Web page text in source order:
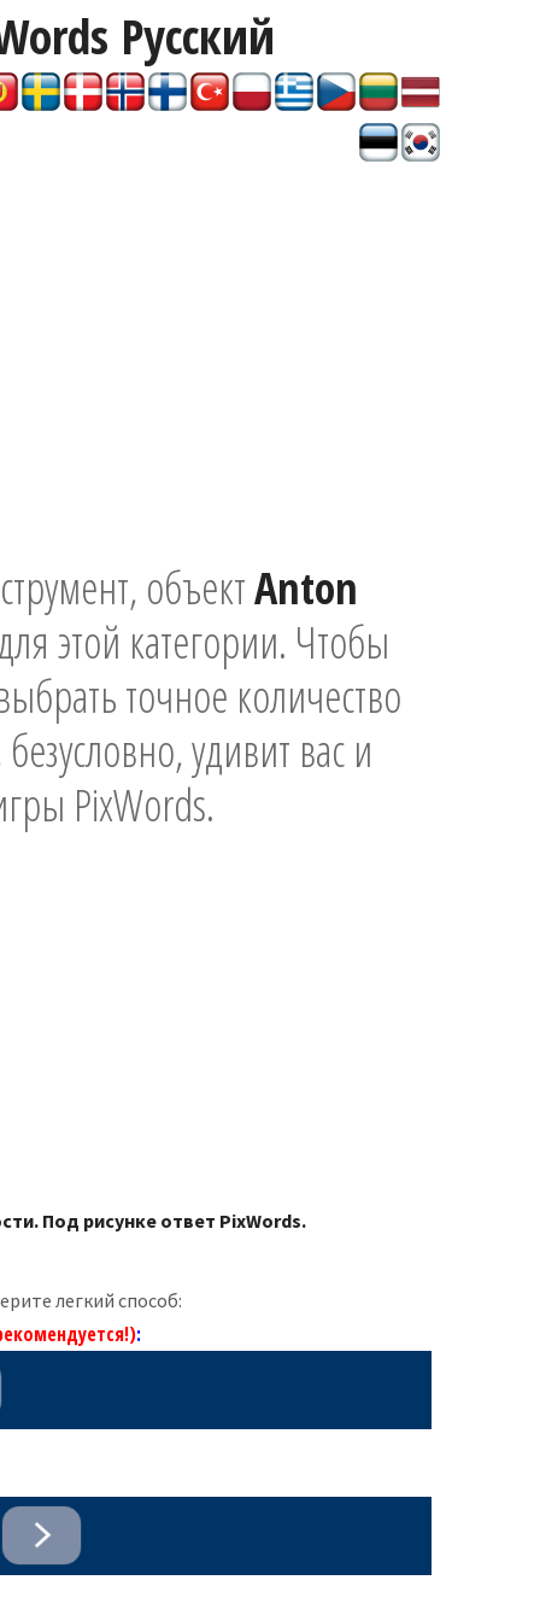
Pусский
объектAnton
этой категории. Чтобы
точное количество
удивит вас и
PixWords.
Под рисунке ответ PixWords.
легкий способ:
: